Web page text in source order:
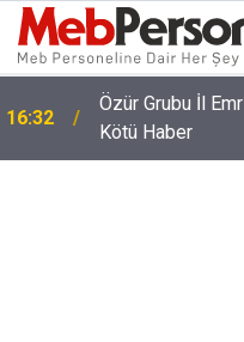
16:32
Özür Grubu İl
Kötü Haber